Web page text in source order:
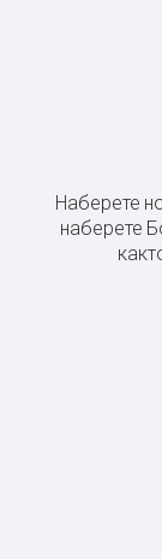
Наберете
наберете